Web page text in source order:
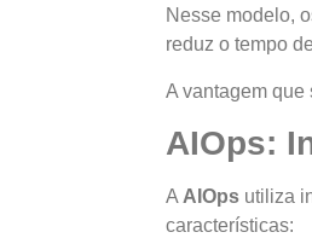
Nesse modelo,
reduz o tempo
A vantagem que
AIOps:
A AIOps utiliza
características: